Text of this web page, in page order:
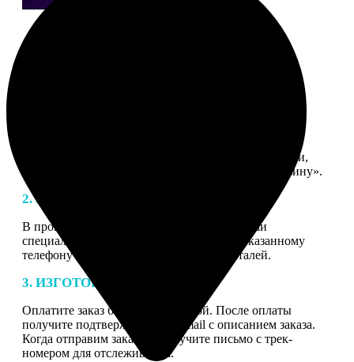
Нажмите «Сделать заказ», выберите тип продукции,
загрузите фотографии, нажмите «Добавить в корзину».
2. МАКЕТ
В процессе подготовки заказа к печати наши
специалисты могут связаться с Вами по указанному
телефону или email для согласования деталей.
3. ИЗГОТОВЛЕНИЕ
Оплатите заказ банковской картой. После оплаты
получите подтверждение на email с описанием заказа.
Когда отправим заказ вы получите письмо с трек-
номером для отслеживания.